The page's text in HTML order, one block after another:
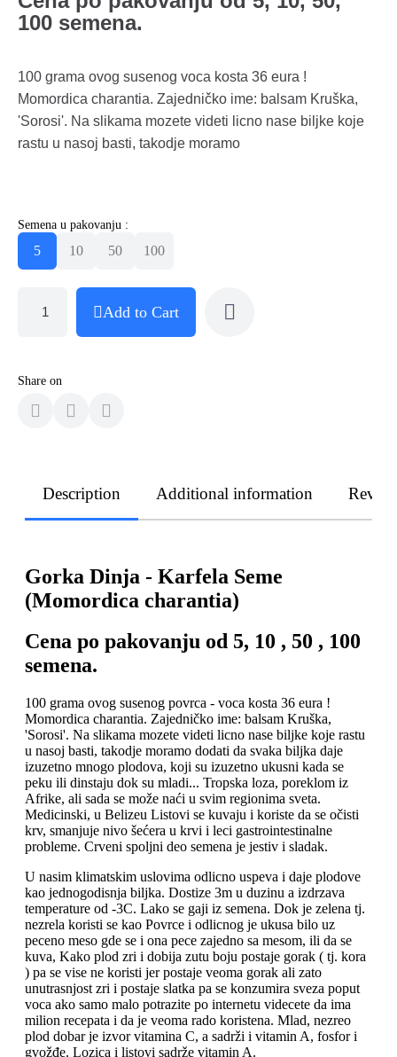
100 semena.
100 grama ovog susenog voca kosta 36 eura !
Momordica charantia. Zajedničko ime: balsam Kruška,
'Sorosi'. Na slikama mozete videti licno nase biljke koje
rastu u nasoj basti, takodje moramo
Semena u pakovanju :
5 10 50 100
Add to Cart
Share on
Description Additional information
Gorka Dinja - Karfela Seme
(Momordica charantia)
Cena po pakovanju od 5, 10 , 50 , 100
semena.
100 grama ovog susenog povrca - voca kosta 36 eura !
Momordica charantia. Zajedničko ime: balsam Kruška,
'Sorosi'. Na slikama mozete videti licno nase biljke koje rastu
u nasoj basti, takodje moramo dodati da svaka biljka daje
izuzetno mnogo plodova, koji su izuzetno ukusni kada se
peku ili dinstaju dok su mladi... Tropska loza, poreklom iz
Afrike, ali sada se može naći u svim regionima sveta.
Medicinski, u Belizeu Listovi se kuvaju i koriste da se očisti
krv, smanjuje nivo šećera u krvi i leci gastrointestinalne
probleme. Crveni spoljni deo semena je jestiv i sladak.
U nasim klimatskim uslovima odlicno uspeva i daje plodove
kao jednogodisnja biljka. Dostize 3m u duzinu a izdrzava
temperature od -3C. Lako se gaji iz semena. Dok je zelena tj.
nezrela koristi se kao Povrce i odlicnog je ukusa bilo uz
peceno meso gde se i ona pece zajedno sa mesom, ili da se
kuva, Kako plod zri i dobija zutu boju postaje gorak ( tj. kora
) pa se vise ne koristi jer postaje veoma gorak ali zato
unutrasnjost zri i postaje slatka pa se konzumira sveza poput
voca ako samo malo potrazite po internetu videcete da ima
milion recepata i da je veoma rado koristena. Mlad, nezreo
plod dobar je izvor vitamina C, a sadrži i vitamin A, fosfor i
gvožđe. Lozica i listovi sadrže vitamin A.